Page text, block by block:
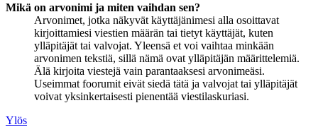
Mikä on arvonimi ja miten vaihdan sen?
Arvonimet, jotka näkyvät käyttäjänimesi alla osoittavat
kirjoittamiesi viestien määrän tai tietyt käyttäjät, kuten
ylläpitäjät tai valvojat. Yleensä et voi vaihtaa minkään
arvonimen tekstiä, sillä nämä ovat ylläpitäjän määrittelemiä.
Älä kirjoita viestejä vain parantaaksesi arvonimeäsi.
Useimmat foorumit eivät siedä tätä ja valvojat tai ylläpitäjät
voivat yksinkertaisesti pienentää viestilaskuriasi.
Ylös